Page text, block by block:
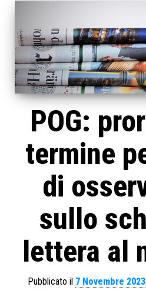
POG:
termine
di
sullo
lettera al
Pubblicato il 7 Novembre 2023